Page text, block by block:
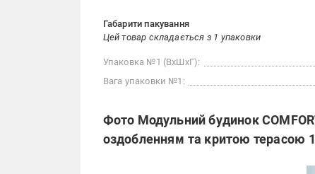
Габарити пакування
Цей товар складається з 1 упаковки
Упаковка №1 (ВхШхГ):
Вага упаковки №1:
Фото Модульний будинок
оздобленням та критою терасою